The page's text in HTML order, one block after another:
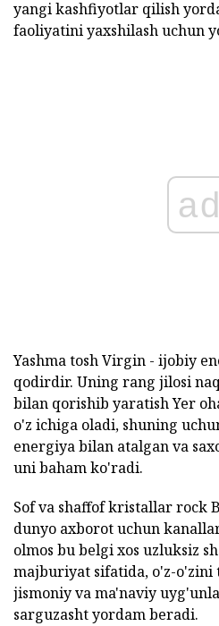
yangi kashfiyotlar qilish
faoliyatini yaxshilash uchun
ad
Yashma tosh Virgin - ijobiy
qodirdir. Uning rang jilosi
bilan qorishib yaratish Yer
o'z ichiga oladi, shuning
energiya bilan atalgan va
uni baham ko'radi.
Sof va shaffof kristallar rock
dunyo axborot uchun
olmos bu belgi xos uzluksiz
majburiyat sifatida, o'z-
jismoniy va ma'naviy
sarguzasht yordam beradi.